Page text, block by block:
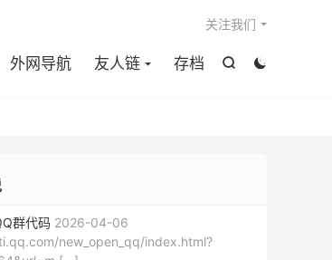


外网导航 友人链 存档
关注我们
群代码 2026-04-06
new_open_qq/index.html?